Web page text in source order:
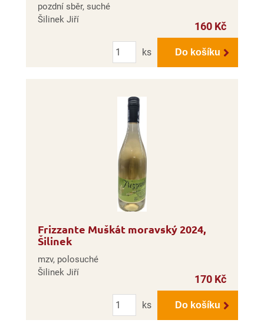
pozdní sběr, suché
Šilinek Jiří
160 Kč
Počet
ks
Do košíku
Frizzante Muškát moravský 2024,
Šilinek
mzv, polosuché
Šilinek Jiří
170 Kč
Počet
ks
Do košíku